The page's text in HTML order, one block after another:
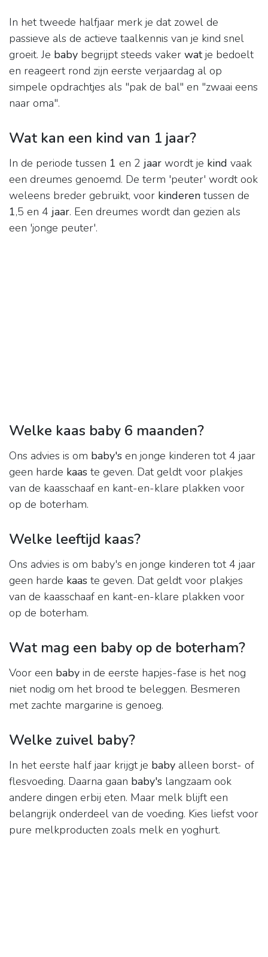
In het tweede halfjaar merk je dat zowel de
passieve als de actieve taalkennis van je kind snel
groeit. Je baby begrijpt steeds vaker watje bedoelt
en reageert rond zijn eerste verjaardag al op
simpele opdrachtjes als "pak de bal" en "zwaai eens
naar oma".
Wat kan een kind van 1 jaar?
In de periode tussen 1 en 2 jaar wordt je kind vaak
een dreumes genoemd. De term 'peuter' wordt ook
weleens breder gebruikt, voor kinderen tussen de
1,5 en 4 jaar. Een dreumes wordt dan gezien als
een 'jonge peuter'.
Welke kaas baby 6 maanden?
Ons advies is om baby's en jonge kinderen tot 4 jaar
geen harde kaas te geven. Dat geldt voor plakjes
van de kaasschaaf en kant-en-klare plakken voor
op de boterham.
Welke leeftijd kaas?
Ons advies is om baby's en jonge kinderen tot 4 jaar
geen harde kaas te geven. Dat geldt voor plakjes
van de kaasschaaf en kant-en-klare plakken voor
op de boterham.
Wat mag een baby op de boterham?
Voor een baby in de eerste hapjes-fase is het nog
niet nodig om het brood te beleggen. Besmeren
met zachte margarine is genoeg.
Welke zuivel baby?
In het eerste half jaar krijgt je baby alleen borst- of
flesvoeding. Daarna gaan baby's langzaam ook
andere dingen erbij eten. Maar melk blijft een
belangrijk onderdeel van de voeding. Kies liefst voor
pure melkproducten zoals melk en yoghurt.